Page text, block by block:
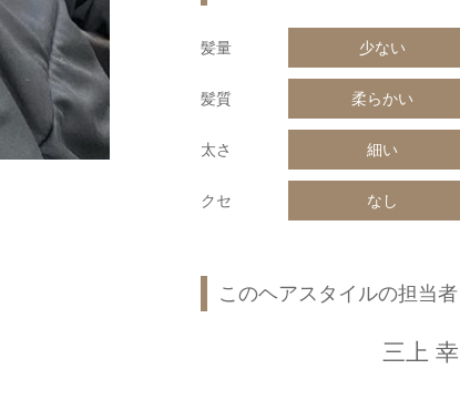
髪量 少ない
髪質 柔らかい
太さ 細い
クセ なし
このヘアスタイルの担当者
三上